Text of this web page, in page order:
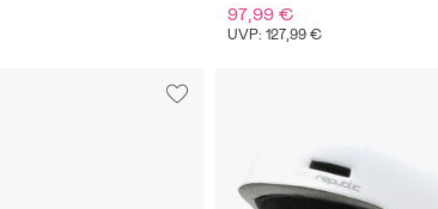
97,99 €
UVP: 127,99 €